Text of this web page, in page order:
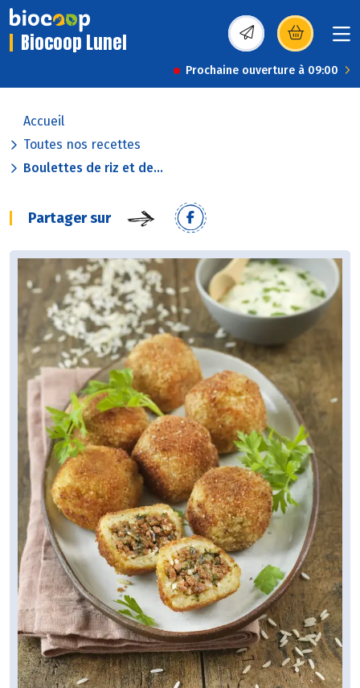
Biocoop Lunel (s’ouvre dans une
Prochaine ouverture à 09:00
Accueil
Toutes nos recettes
Boulettes de riz et de...
Partager sur